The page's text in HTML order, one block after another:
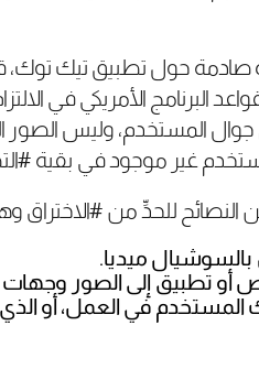
حول تطبيق تيك توك،
البرنامج الأمريكي في
المستخدم، وليس الصور
غير موجود في بقية
للحدِّ من #الاختراق
ميديا.
تطبيق إلى الصور وجهات
المستخدم في العمل، أو